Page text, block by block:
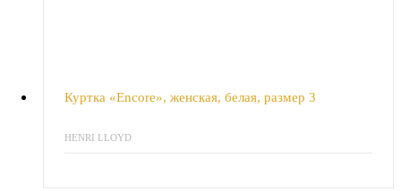
Куртка «Encore», женская, белая, размер 3
HENRI LLOYD